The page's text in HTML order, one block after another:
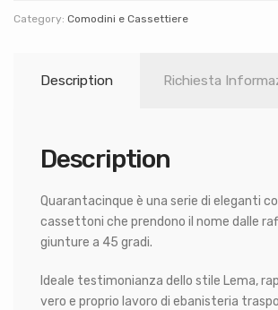
Category: Comodini e Cassettiere
Description Richiesta
Description
Quarantacinque è una serie di eleganti
cassettoni che prendono il nome dalle
giunture a 45 gradi.
Ideale testimonianza dello stile Lema,
vero e proprio lavoro di ebanisteria